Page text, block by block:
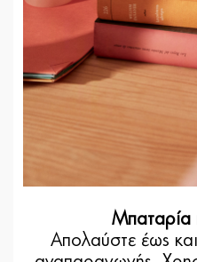
Μπαταρία
Απολαύστε έως